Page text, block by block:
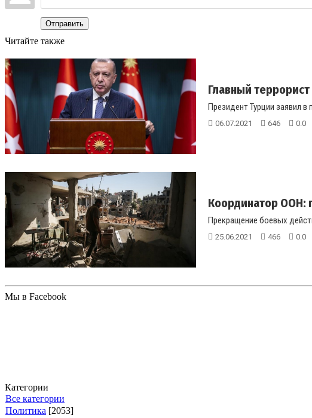
Отправить
Читайте также
Главный
Президент Турции заявил в
06.07.2021 646 0.0
Координатор ООН:
Прекращение боевых
25.06.2021 466 0.0
Мы в Facebook
Категории
Все категории
Политика [2053]